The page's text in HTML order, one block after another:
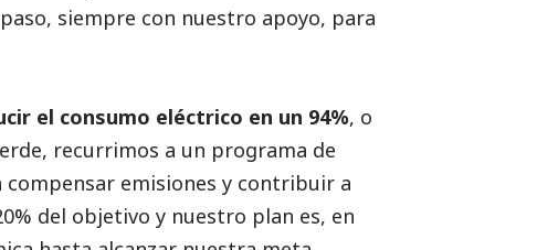
siempre con nuestro apoyo, para
el consumo eléctrico en un 94%, o
recurrimos a un programa de
compensar emisiones y contribuir a
del objetivo y nuestro plan es, en